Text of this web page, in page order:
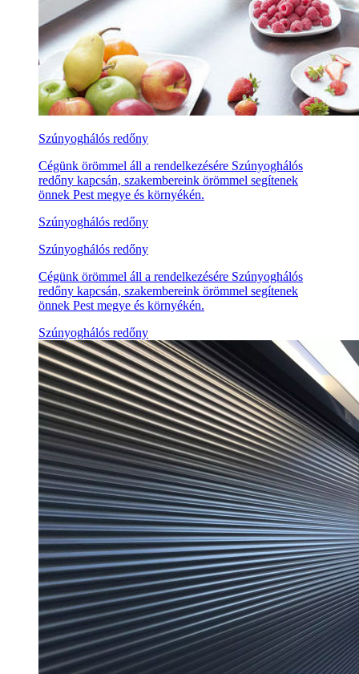
Szúnyoghálós redőny
Cégünk örömmel áll a rendelkezésére Szúnyoghálós
redőny kapcsán, szakembereink örömmel segítenek
önnek Pest megye és környékén.
Szúnyoghálós redőny
Szúnyoghálós redőny
Cégünk örömmel áll a rendelkezésére Szúnyoghálós
redőny kapcsán, szakembereink örömmel segítenek
önnek Pest megye és környékén.
Szúnyoghálós redőny